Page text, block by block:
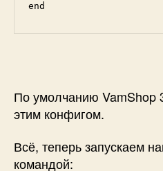
end
По умолчанию VamShop
этим конфигом.
Всё, теперь запускаем
командой: